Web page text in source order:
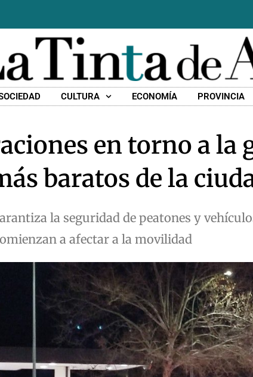
CULTURA ECONOMÍA PROVINCIA
en torno a la
baratos de la
la seguridad de peatones y
a afectar a la movilidad